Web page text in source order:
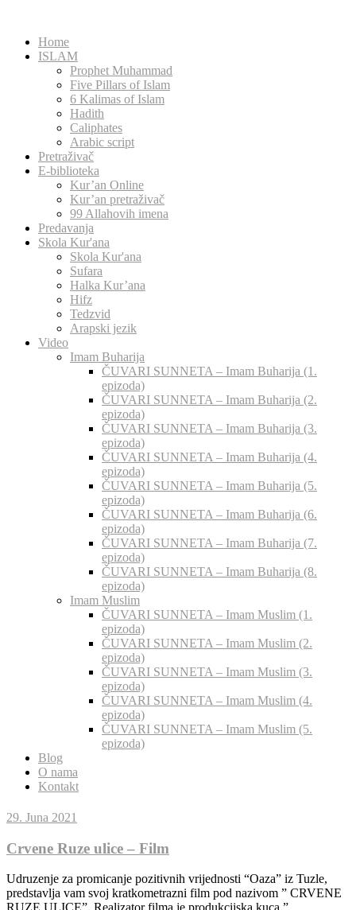
Home
ISLAM
Prophet Muhammad
Five Pillars of Islam
6 Kalimas of Islam
Hadith
Caliphates
Arabic script
Pretraživač
E-biblioteka
Kur’an Online
Kur’an pretraživač
99 Allahovih imena
Predavanja
Skola Kur'ana
Skola Kur'ana
Sufara
Halka Kur’ana
Hifz
Tedzvid
Arapski jezik
Video
Imam Buharija
ČUVARI SUNNETA – Imam Buharija (1.
epizoda)
ČUVARI SUNNETA – Imam Buharija (2.
epizoda)
ČUVARI SUNNETA – Imam Buharija (3.
epizoda)
ČUVARI SUNNETA – Imam Buharija (4.
epizoda)
ČUVARI SUNNETA – Imam Buharija (5.
epizoda)
ČUVARI SUNNETA – Imam Buharija (6.
epizoda)
ČUVARI SUNNETA – Imam Buharija (7.
epizoda)
ČUVARI SUNNETA – Imam Buharija (8.
epizoda)
Imam Muslim
ČUVARI SUNNETA – Imam Muslim (1.
epizoda)
ČUVARI SUNNETA – Imam Muslim (2.
epizoda)
ČUVARI SUNNETA – Imam Muslim (3.
epizoda)
ČUVARI SUNNETA – Imam Muslim (4.
epizoda)
ČUVARI SUNNETA – Imam Muslim (5.
epizoda)
Blog
O nama
Kontakt
29. Juna 2021
Crvene Ruze ulice – Film
Udruzenje za promicanje pozitivnih vrijednosti “Oaza” iz Tuzle,
predstavlja vam svoj kratkometrazni film pod nazivom ” CRVENE